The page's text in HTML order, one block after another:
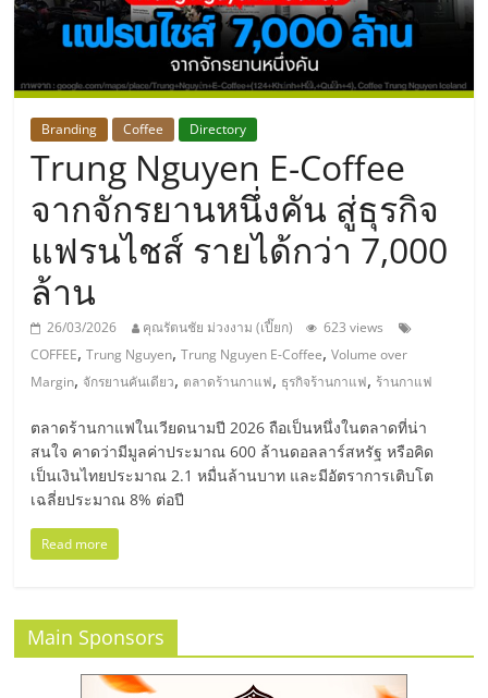
รวม
ธุรกิจ
เอ
ส
เอ็
มอี
ไทย,
SMEs,
แฟ
รน
ไชส์,
Branding Coffee Directory
Trung Nguyen E-Coffee
จากจักรยานหนึ่งคัน สู่ธุรกิจ
แฟรนไชส์ รายได้กว่า 7,000
ล้าน
26/03/2026 คุณรัตนชัย ม่วงงาม (เปี๊ยก)
623 views
COFFEE,Trung Nguyen,Trung Nguyen E-Coffee,Volume over
Margin, จักรยานคันเดียว, ตลาดร้านกาแฟ, ธุรกิจร้านกาแฟ, ร้านกาแฟ
ตลาดร้านกาแฟในเวียดนามปี 2026 ถือเป็นหนึ่งในตลาดที่น่า
สนใจ คาดว่ามีมูลค่าประมาณ 600 ล้านดอลลาร์สหรัฐ หรือคิด
เป็นเงินไทยประมาณ 2.1 หมื่นล้านบาท และมีอัตราการเติบโต
เฉลี่ยประมาณ 8% ต่อปี
Read more
Main Sponsors